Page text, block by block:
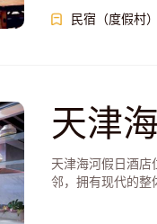
民宿（度假村
天津
天津海河假日酒店
邻，拥有现代的整